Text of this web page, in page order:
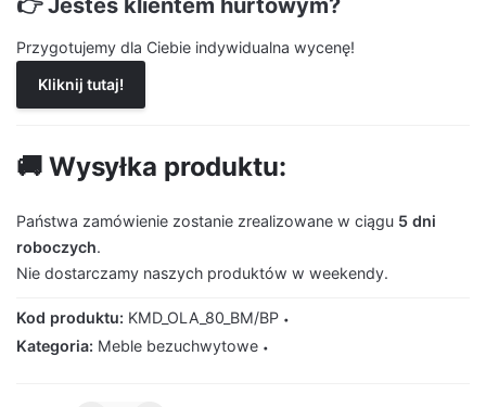
👉 Jesteś klientem hurtowym?
Przygotujemy dla Ciebie indywidualna wycenę!
Kliknij tutaj!
🚚 Wysyłka produktu:
Państwa zamówienie zostanie zrealizowane w ciągu 5 dni
roboczych.
Nie dostarczamy naszych produktów w weekendy.
Kod produktu: KMD_OLA_80_BM/BP
Kategoria: Meble bezuchwytowe